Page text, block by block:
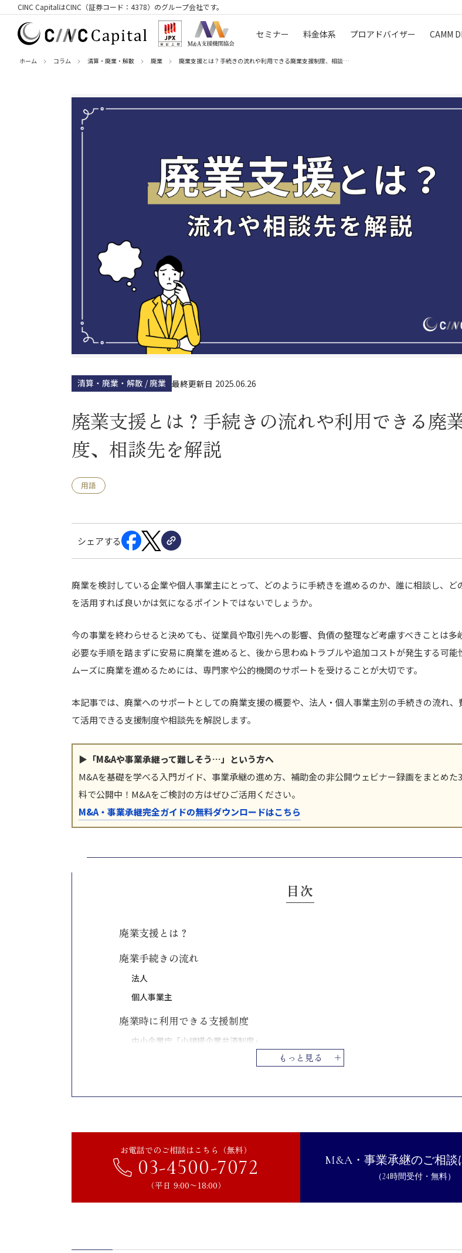
CINC CapitalはCINC（証券コード：4378）のグループ会社です。
セミナー 料金体系 プロアドバイザー CAMM
ホーム コラム 清算・廃業・解散 廃業 廃業支援とは？手続きの流れや利用できる廃業支援制度、相談先を…
清算・廃業・解散 / 廃業 最終更新日 2025.06.26
廃業支援とは？手続きの流れや利用できる廃
度、相談先を解説
用語
シェアする
廃業を検討している企業や個人事業主にとって、どのように手続きを進めるのか、誰に相談し、ど
を活用すれば良いかは気になるポイントではないでしょうか。
今の事業を終わらせると決めても、従業員や取引先への影響、負債の整理など考慮すべきことは多
必要な手順を踏まずに安易に廃業を進めると、後から思わぬトラブルや追加コストが発生する可能
ムーズに廃業を進めるためには、専門家や公的機関のサポートを受けることが大切です。
本記事では、廃業へのサポートとしての廃業支援の概要や、法人・個人事業主別の手続きの流れ、
て活用できる支援制度や相談先を解説します。
▶「M&Aや事業承継って難しそう…」という方へ
M&Aを基礎を学べる入門ガイド、事業承継の進め方、補助金の非公開ウェビナー録画をまとめた
料で公開中！M&Aをご検討の方はぜひご活用ください。
M&A・事業承継完全ガイドの無料ダウンロードはこちら
目次
もっと見る
廃業支援とは？
廃業手続きの流れ
法人
個人事業主
廃業時に利用できる支援制度
中小企業庁「小規模企業共済制度」
商工会議所
M&A仲介会社
お電話でのご相談はこちら（無料）
03-4500-7072
（平日 9:00〜18:00）
M&A・事業承継のご相談
（24時間受付・無料）